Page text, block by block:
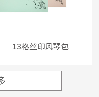
13格丝印风琴包